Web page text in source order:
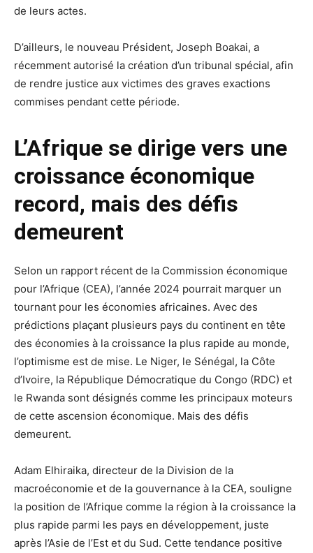
de leurs actes.
D’ailleurs, le nouveau Président, Joseph Boakai, a
récemment autorisé la création d’un tribunal spécial, afin
de rendre justice aux victimes des graves exactions
commises pendant cette période.
L’Afrique se dirige vers une
croissance économique
record, mais des défis
demeurent
Selon un rapport récent de la Commission économique
pour l’Afrique (CEA), l’année 2024 pourrait marquer un
tournant pour les économies africaines. Avec des
prédictions plaçant plusieurs pays du continent en tête
des économies à la croissance la plus rapide au monde,
l’optimisme est de mise. Le Niger, le Sénégal, la Côte
d’Ivoire, la République Démocratique du Congo (RDC) et
le Rwanda sont désignés comme les principaux moteurs
de cette ascension économique. Mais des défis
demeurent.
Adam Elhiraika, directeur de la Division de la
macroéconomie et de la gouvernance à la CEA, souligne
la position de l’Afrique comme la région à la croissance la
plus rapide parmi les pays en développement, juste
après l’Asie de l’Est et du Sud. Cette tendance positive